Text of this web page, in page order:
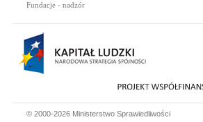
Fundacje - nadzór
© 2000-2026 Ministerstwo Sprawiedliwości